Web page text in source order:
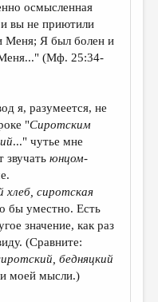
осмысленная
вы не приютили
Меня; Я был болен и
Меня..." (Мф. 25:34-
я, разумеется, не
"Сиротским
..." чутье мне
звучатьюнцом-
хлеб, сиротская
бы уместно. Есть
значение, как раз
(Сравните:
бедняцкий
моей мысли.)